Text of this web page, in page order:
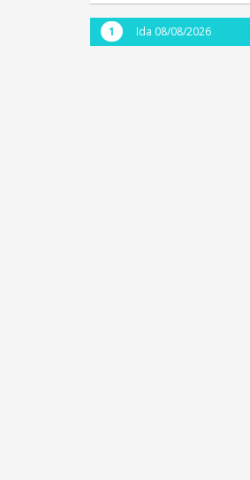
Ida 08/08/2026